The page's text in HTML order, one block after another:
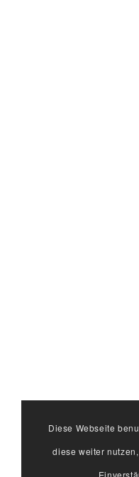
Diese Webseite
diese weiter